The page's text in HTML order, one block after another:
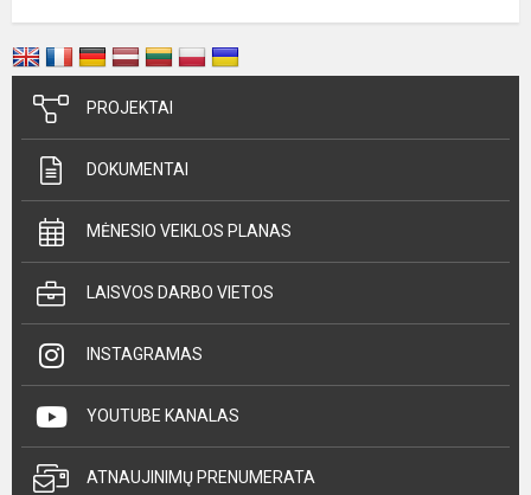
PROJEKTAI
DOKUMENTAI
MĖNESIO VEIKLOS PLANAS
LAISVOS DARBO VIETOS
INSTAGRAMAS
YOUTUBE KANALAS
ATNAUJINIMŲ PRENUMERATA